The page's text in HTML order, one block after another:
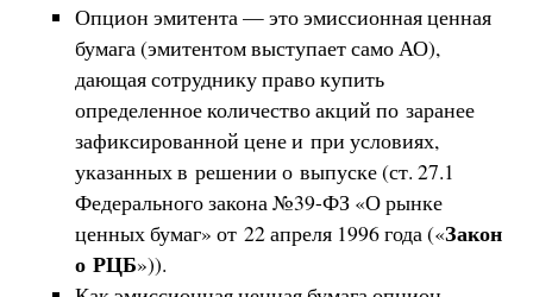
Опцион эмитента — это эмиссионная ценная
бумага (эмитентом выступает само АО),
дающая сотруднику право купить
определенное количество акций по заранее
зафиксированной цене и при условиях,
указанных в решении о выпуске (ст. 27.1
Федерального закона №39-ФЗ «О рынке
ценных бумаг» от 22 апреля 1996 года («Закон
о РЦБ»)).